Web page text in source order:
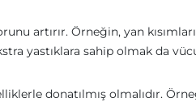
artırır. Örneğin, yan
yastıklara sahip olmak da
donatılmış olmalıdır.